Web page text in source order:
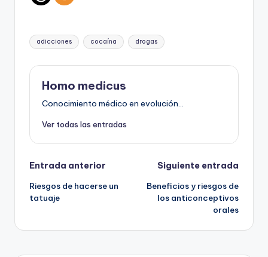
Etiquetas:
adicciones cocaína drogas
Homo medicus
Conocimiento médico en evolución...
Ver todas las entradas
Navegación
de
Entrada anterior
Riesgos de hacerse un
tatuaje
Siguiente entrada
Beneficios y riesgos de
los anticonceptivos
orales